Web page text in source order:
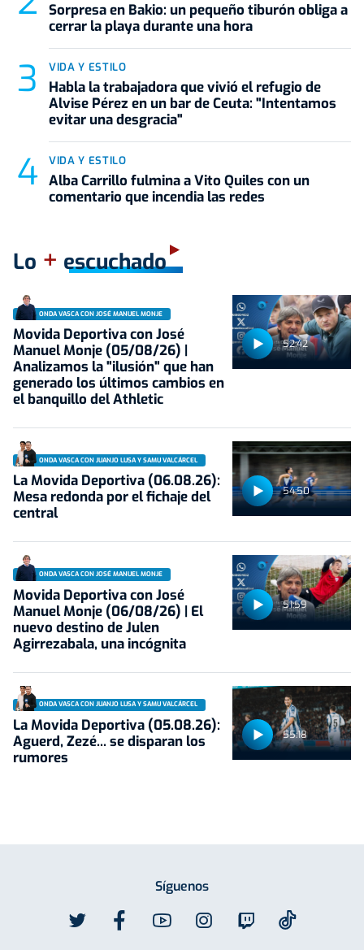
Sorpresa en Bakio: un pequeño tiburón obliga a
cerrar la playa durante una hora
VIDA Y ESTILO
Habla la trabajadora que vivió el refugio de
Alvise Pérez en un bar de Ceuta: "Intentamos
evitar una desgracia"
VIDA Y ESTILO
Alba Carrillo fulmina a Vito Quiles con un
comentario que incendia las redes
Lo + escuchado
52:42
ONDA VASCA CON JOSÉ MANUEL MONJE
Movida Deportiva con José
Manuel Monje (05/08/26) |
Analizamos la "ilusión" que han
generado los últimos cambios en
el banquillo del Athletic
54:50
ONDA VASCA CON JUANJO LUSA Y SAMU VALCÁRCEL
La Movida Deportiva (06.08.26):
Mesa redonda por el fichaje del
central
51:59
ONDA VASCA CON JOSÉ MANUEL MONJE
Movida Deportiva con José
Manuel Monje (06/08/26) | El
nuevo destino de Julen
Agirrezabala, una incógnita
55:18
ONDA VASCA CON JUANJO LUSA Y SAMU VALCÁRCEL
La Movida Deportiva (05.08.26):
Aguerd, Zezé... se disparan los
rumores
Síguenos